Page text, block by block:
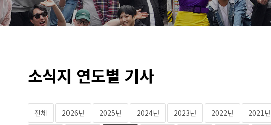
소식지 연도별 기사
전체 2026년 2025년 2024년 2023년 2022년 2021년